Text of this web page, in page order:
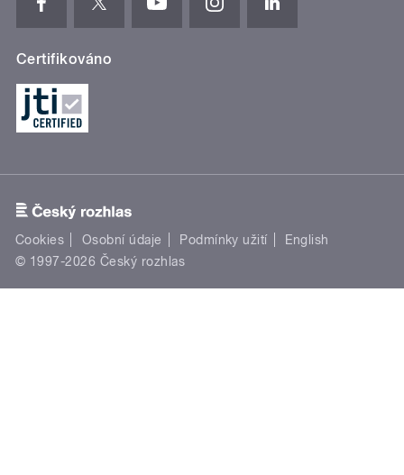
Certifikováno
Cookies Osobní údaje Podmínky užití
English
© 1997-2026 Český rozhlas